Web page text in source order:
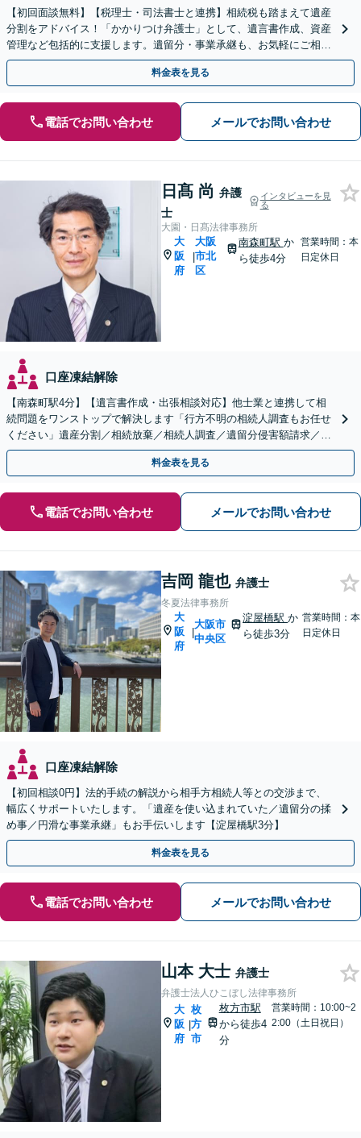
【初回面談無料】【税理士・司法書士と連携】相続税も踏まえて遺産
分割をアドバイス！「かかりつけ弁護士」として、遺言書作成、資産
管理など包括的に支援します。遺留分・事業承継も、お気軽にご相談
ください【夜間面談可】【ビデオ面談可】【東梅田駅8分】
料金表を見る
電話でお問い合わせ メールでお問い合わせ
日髙 尚 弁護
士
インタビューを見
る
大園・日髙法律事務所
大
阪
府
|
大阪
市北
区
南森町駅 か
ら徒歩4分
営業時間：本
日定休日
口座凍結解除
【南森町駅4分】【遺言書作成・出張相談対応】他士業と連携して相
続問題をワンストップで解決します「行方不明の相続人調査もお任せ
ください」遺産分割／相続放棄／相続人調査／遺留分侵害額請求／登
記など【休日・夜間面談可】【分割払い対応】
料金表を見る
電話でお問い合わせ メールでお問い合わせ
吉岡 龍也 弁護士
冬夏法律事務所
大
阪
府
|
大阪市
中央区
淀屋橋駅か
ら徒歩3分
営業時間：本
日定休日
口座凍結解除
【初回相談0円】法的手続の解説から相手方相続人等との交渉まで、
幅広くサポートいたします。「遺産を使い込まれていた／遺留分の揉
め事／円滑な事業承継」もお手伝いします【淀屋橋駅3分】
料金表を見る
電話でお問い合わせ メールでお問い合わせ
山本 大士 弁護士
弁護士法人ひこぼし法律事務所
大
阪
府
|
枚
方
市
枚方市駅
から徒歩4
分
営業時間：10:00~2
2:00（土日祝日）